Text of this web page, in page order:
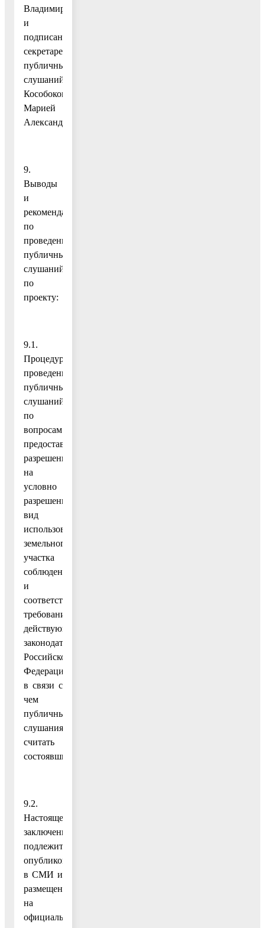
Владимировичем
и
подписан
секретарем
публичных
слушаний
Кособоковой
Марией
Александровной.
9.
Выводы
и
рекомендации
по
проведению
публичных
слушаний
по
проекту:
9.1.
Процедура
проведения
публичных
слушаний
по
вопросам
предоставления
разрешения
на
условно
разрешенный
вид
использования
земельного
участка
соблюдена
и
соответствует
требованиям
действующего
законодательства
Российской
Федерации
в связи с
чем
публичные
слушания
считать
состоявшимися.
9.2.
Настоящее
заключение
подлежит
опубликованию
в СМИ и
размещению
на
официальном